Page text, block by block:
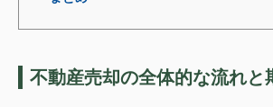
不動産売却の全体的な流れと